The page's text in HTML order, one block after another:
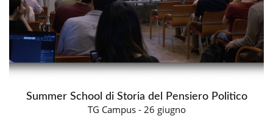
Summer School di Storia del Pensiero Politico
TG Campus - 26 giugno